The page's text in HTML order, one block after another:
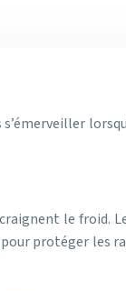
le froid.
protéger les